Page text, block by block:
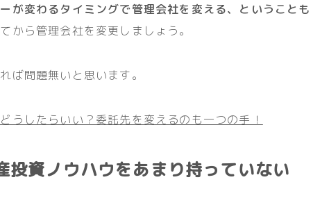
が変わるタイミングで管理会社を変える、ということも
から管理会社を変更しましょう。
ば問題無いと思います。
うしたらいい？委託先を変えるのも一つの手！
投資ノウハウをあまり持っていない